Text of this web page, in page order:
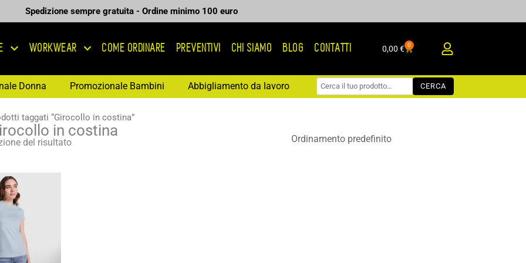
Spedizione sempre gratuita - Ordine minimo 100 euro
WORKWEAR COME ORDINARE PREVENTIVI CHI SIAMO BLOG CONTATTI 0,00 € 0
Carrello
Donna Promozionale Bambini Abbigliamento da lavoro CERCA
taggati “Girocollo in costina”
in costina
del risultato
Fascia
di
prezzo:
da
5,92 €
8,45 €